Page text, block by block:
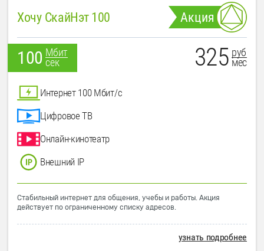
Хочу СкайНэт 100 Акция
100 Мбит
сек
325 руб
мес
Интернет 100 Мбит/с
Цифровое ТВ
Онлайн-кинотеатр
Внешний IP
Стабильный интернет для общения, учебы и работы. Акция
действует по ограниченному списку адресов.
узнать подробнее